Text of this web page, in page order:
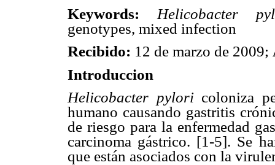
Keywords: Helicobacter
genotypes, mixed infection
Recibido: 12 de marzo de 2009;
Introduccion
Helicobacter pyloricoloniza
humano causando gastritis
de riesgo para la enfermedad
carcinoma gástrico. [1-5]. Se
que están asociados con la